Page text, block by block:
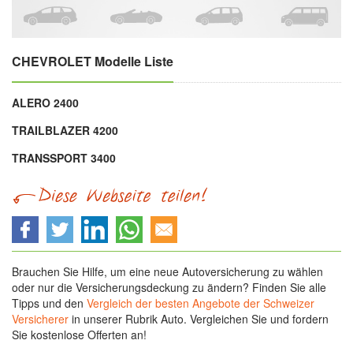
CHEVROLET Modelle Liste
ALERO 2400
TRAILBLAZER 4200
TRANSSPORT 3400
Brauchen Sie Hilfe, um eine neue Autoversicherung zu wählen
oder nur die Versicherungsdeckung zu ändern? Finden Sie alle
Tipps und den Vergleich der besten Angebote der Schweizer
Versicherer in unserer Rubrik Auto. Vergleichen Sie und fordern
Sie kostenlose Offerten an!